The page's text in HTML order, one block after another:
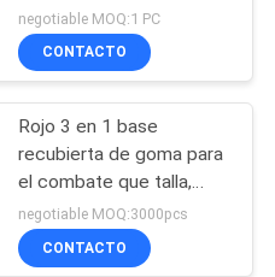
para los cuchillos
asiáticos y europeos
negotiable MOQ:1 PC
CONTACTO
Rojo 3 en 1 base
recubierta de goma para
el combate que talla,
prendedero de los
sacapuntas de cuchillo
de la manija
negotiable MOQ:3000pcs
CONTACTO